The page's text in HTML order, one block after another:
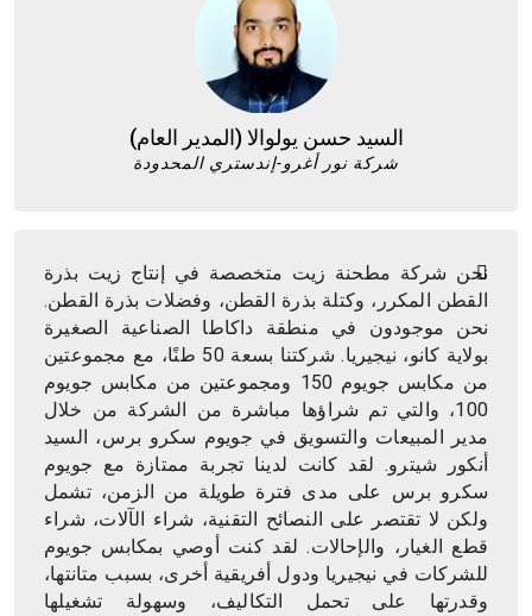
السيد حسن يولوالا (المدير العام)
شركة نور أغرو-إندستري المحدودة
نحن شركة مطحنة زيت متخصصة في إنتاج زيت بذرة
القطن المكرر، وكتلة بذرة القطن، وفضلات بذرة القطن.
نحن موجودون في منطقة داكاطا الصناعية الصغيرة
بولاية كانو، نيجيريا. شركتنا بسعة 50 طنًا، مع مجموعتين
من مكابس جويوم 150 ومجموعتين من مكابس جويوم
100، والتي تم شراؤها مباشرة من الشركة من خلال
مدير المبيعات والتسويق في جويوم سكرو برس، السيد
أنكور شيترو. لقد كانت لدينا تجربة ممتازة مع جويوم
سكرو برس على مدى فترة طويلة من الزمن، تشمل
ولكن لا تقتصر على النصائح التقنية، شراء الآلات، شراء
قطع الغيار، والإحالات. لقد كنت أوصي بمكابس جويوم
للشركات في نيجيريا ودول أفريقية أخرى، بسبب متانتها،
وقدرتها على تحمل التكاليف، وسهولة تشغيلها